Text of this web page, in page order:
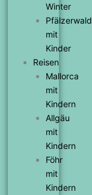
Winter
Pfälzerwald
mit
Kinder
Reisen
Mallorca
mit
Kindern
Allgäu
mit
Kindern
Föhr
mit
Kindern